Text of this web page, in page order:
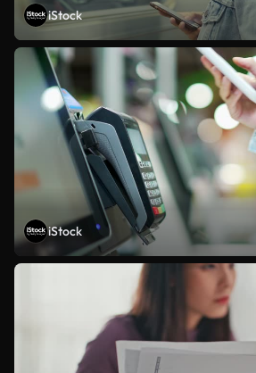
iStock
iStock